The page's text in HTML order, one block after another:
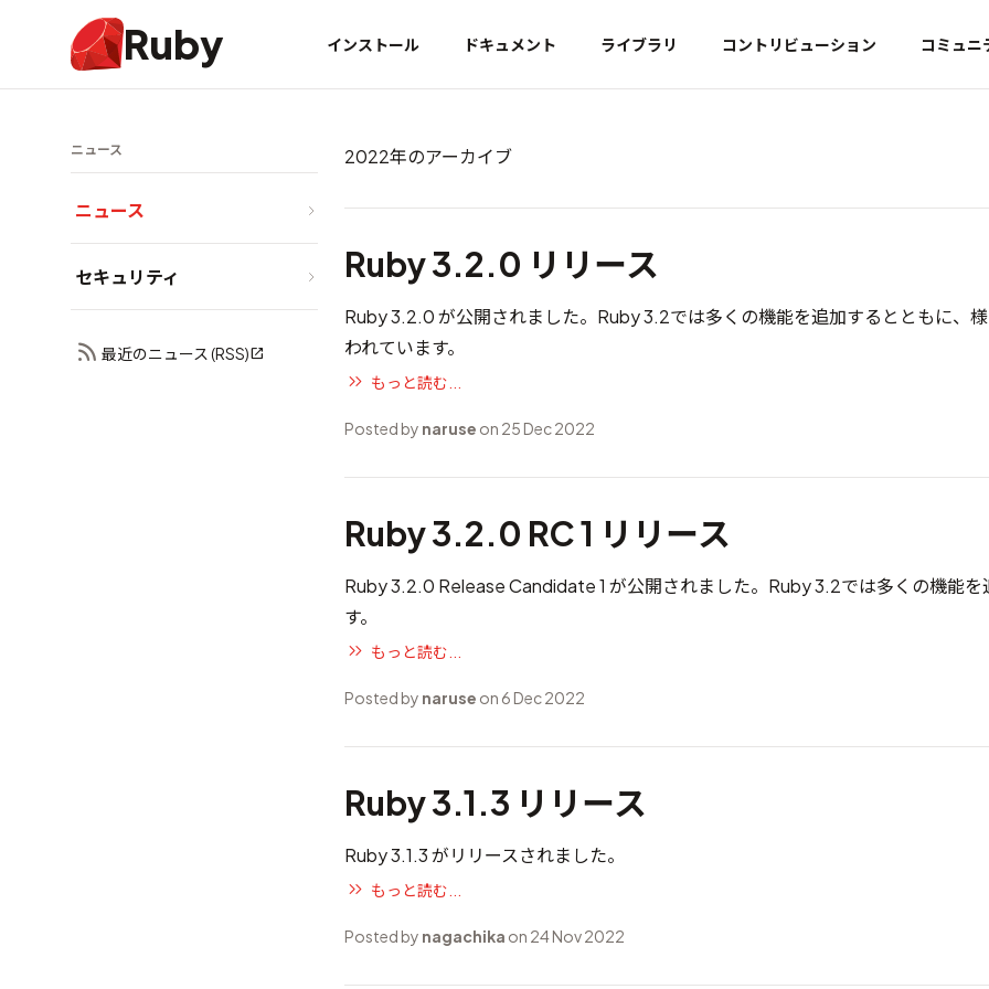
Ruby インストール ドキュメント ライブラリ コントリビューション コミュニ
ニュース
ニュース
セキュリティ
最近のニュース (RSS)
2022年のアーカイブ
Ruby 3.2.0 リリース
Ruby 3.2.0 が公開されました。Ruby 3.2では多くの機能を追加するとともに、
われています。
もっと読む...
Posted by naruse on 25 Dec 2022
Ruby 3.2.0 RC 1 リリース
Ruby 3.2.0 Release Candidate 1 が公開されました。Ruby 3.2では多くの機能を
す。
もっと読む...
Posted by naruse on 6 Dec 2022
Ruby 3.1.3 リリース
Ruby 3.1.3 がリリースされました。
もっと読む...
Posted by nagachika on 24 Nov 2022